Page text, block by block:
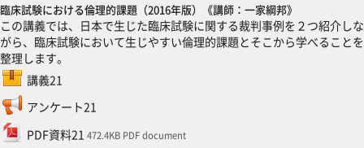
臨床試験における倫理的課題（2016年版）《講師：一家綱邦》
この講義では、日本で生じた臨床試験に関する裁判事例を２つ紹介しな
がら、臨床試験において生じやすい倫理的課題とそこから学べることを
整理します。
講義21
SCORMパッケージ
アンケート21フィードバック
PDF資料21
ファイル472.4KB PDF document